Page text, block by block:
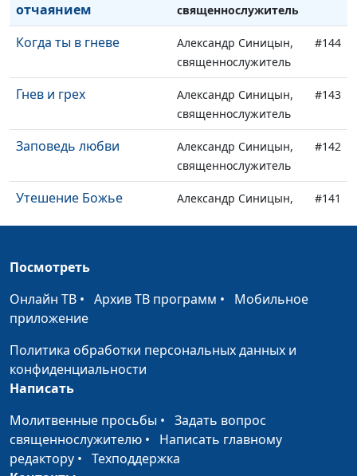
отчаянием
священнослужитель
Когда ты в гневе
Александр Синицын,
священнослужитель
#144
Гнев и грех
Александр Синицын,
священнослужитель
#143
Заповедь любви
Александр Синицын,
священнослужитель
#142
Утешение Божье
Александр Синицын,
#141
В чем же истина?
Александр Синицын,
На что тратить время?
Александр Синицын,
проповедь Евангелия
священнослужитель
Как покаяться?
Александр Синицын,
Посмотреть
Онлайн ТВ • Архив ТВ программ • Мобильное
приложение
Политика обработки персональных данных и
конфиденциальности
Написать
Молитвенные просьбы • Задать вопрос
священнослужителю • Написать главному
редактору • Техподдержка